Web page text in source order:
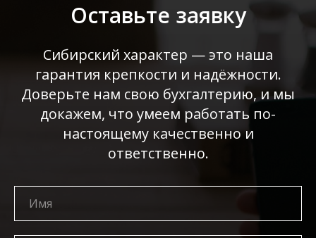
Оставьте заявку
Сибирский характер — это наша
гарантия крепкости и надёжности.
Доверьте нам свою бухгалтерию, и мы
докажем, что умеем работать по-
настоящему качественно и
ответственно.